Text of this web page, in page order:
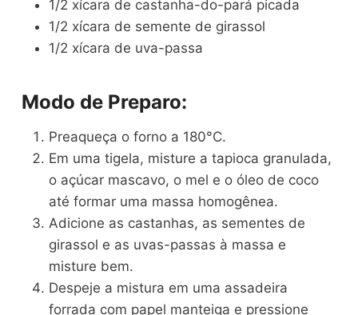
1/2 xícara de castanha-do-pará picada
1/2 xícara de semente de girassol
1/2 xícara de uva-passa
Modo de Preparo:
Preaqueça o forno a 180°C.
Em uma tigela, misture a tapioca granulada,
o açúcar mascavo, o mel e o óleo de coco
até formar uma massa homogênea.
Adicione as castanhas, as sementes de
girassol e as uvas-passas à massa e
misture bem.
Despeje a mistura em uma assadeira
forrada com papel manteiga e pressione